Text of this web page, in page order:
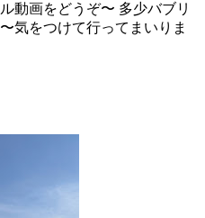
動画をどうぞ〜 多少バブリ
気をつけて行ってまいりま